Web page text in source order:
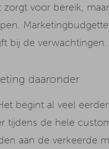
voor bereik,
bij de verwachtingen.
daaronder
begint al veel
tijdens de hele
aan de verkeerde